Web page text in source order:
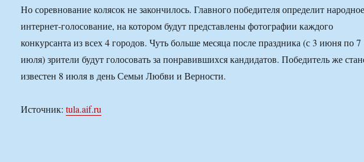
Но соревнование колясок не закончилось. Главного победителя определит народное
интернет-голосование, на котором будут представлены фотографии каждого
конкурсанта из всех 4 городов. Чуть больше месяца после праздника (с 3 июня по 7
июля) зрители будут голосовать за понравившихся кандидатов. Победитель же
известен 8 июля в день Семьи Любви и Верности.
Источник: tula.aif.ru